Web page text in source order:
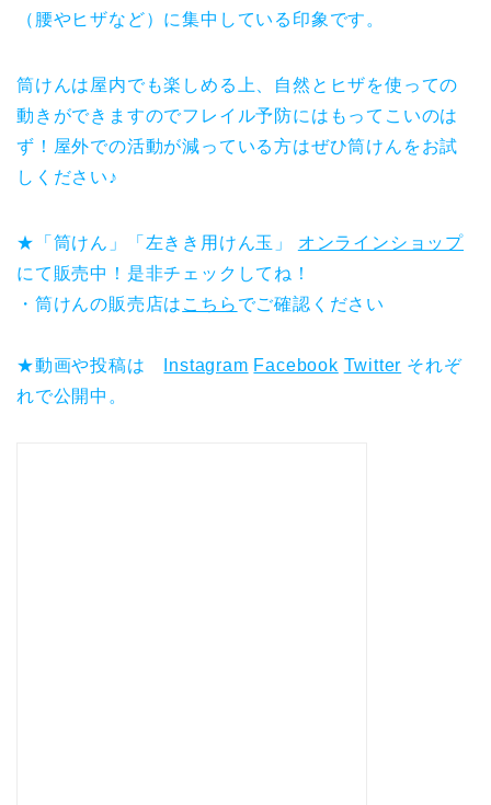
（腰やヒザなど）に集中している印象です。
筒けんは屋内でも楽しめる上、自然とヒザを使っての
動きができますのでフレイル予防にはもってこいのは
ず！屋外での活動が減っている方はぜひ筒けんをお試
しください♪
★「筒けん」「左きき用けん玉」 オンラインショップ
にて販売中！是非チェックしてね！
・筒けんの販売店は こちら でご確認ください
★動画や投稿は Instagram Facebook Twitter それぞ
れで公開中。